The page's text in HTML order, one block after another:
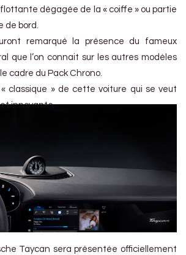
dégagée de la « coiffe » ou partie
de bord.
remarqué la présence du fameux
que l’on connait sur les autres modèles
cadre du Pack Chrono.
classique » de cette voiture qui se veut
et innovante.
Taycan sera présentée officiellement